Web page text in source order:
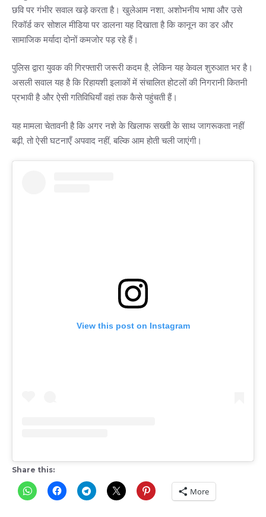
छवि पर गंभीर सवाल खड़े करता है। खुलेआम नशा, अशोभनीय भाषा और उसे
रिकॉर्ड कर सोशल मीडिया पर डालना यह दिखाता है कि कानून का डर और
सामाजिक मर्यादा दोनों कमजोर पड़ रहे हैं।
पुलिस द्वारा युवक की गिरफ्तारी जरूरी कदम है, लेकिन यह केवल शुरुआत भर है।
असली सवाल यह है कि रिहायशी इलाकों में संचालित होटलों की निगरानी कितनी
प्रभावी है और ऐसी गतिविधियाँ वहां तक कैसे पहुंचती हैं।
यह मामला चेतावनी है कि अगर नशे के खिलाफ सख्ती के साथ जागरूकता नहीं
बढ़ी, तो ऐसी घटनाएँ अपवाद नहीं, बल्कि आम होती चली जाएंगी।
View this post on Instagram
Share this:
More